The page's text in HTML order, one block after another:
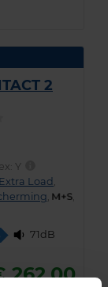
2
Y
Extra Load ,
, ,
71dB
262,00